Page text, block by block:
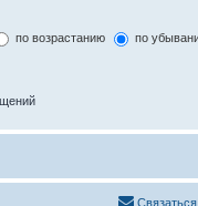
по возрастанию по